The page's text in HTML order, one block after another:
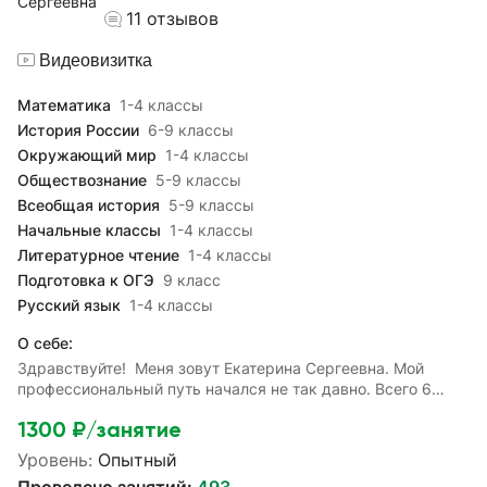
памяти и логики. С удовольствием разберу задания по
няня.До встречи на платформе IU.RU!
11 отзывов
Видеовизитка
Математика 1-4 классы
История России 6-9 классы
Окружающий мир 1-4 классы
Обществознание 5-9 классы
Всеобщая история 5-9 классы
Начальные классы 1-4 классы
Литературное чтение 1-4 классы
Подготовка к ОГЭ 9 класс
Русский язык 1-4 классы
1300 ₽/занятие
Уровень: Опытный
О себе:
Здравствуйте! Меня зовут Екатерина Сергеевна. Мой
профессиональный путь начался не так давно. Всего 6
областной университет и получила квалификацию учителя
технологии. Но, решила не останавливаться на
достигнутом. Поэтому пошла учиться дальше. В 2016 году